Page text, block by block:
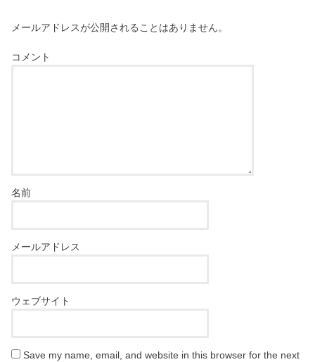
メールアドレスが公開されることはありません。
コメント
名前
メールアドレス
ウェブサイト
Save my name, email, and website in this browser for the next